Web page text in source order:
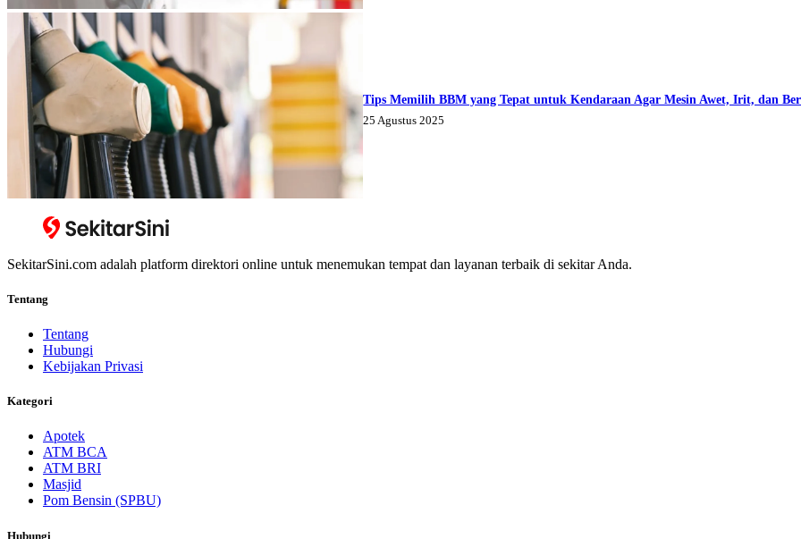
Tips Memilih BBM yang Tepat untuk Kendaraan Agar Mesin Awet, Irit, dan
25 Agustus 2025
SekitarSini.com adalah platform direktori online untuk menemukan tempat dan layanan terbaik di sekitar Anda.
Tentang
Tentang
Hubungi
Kebijakan Privasi
Kategori
Apotek
ATM BCA
ATM BRI
Masjid
Pom Bensin (SPBU)
Hubungi